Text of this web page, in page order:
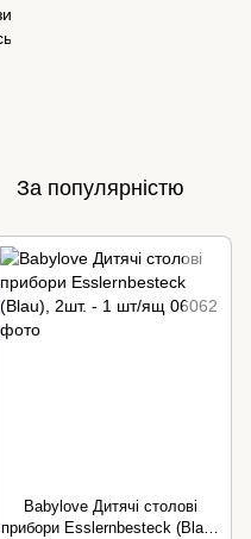
За популярністю
Babylove Дитячі столові
прибори Esslernbesteck (Blau),